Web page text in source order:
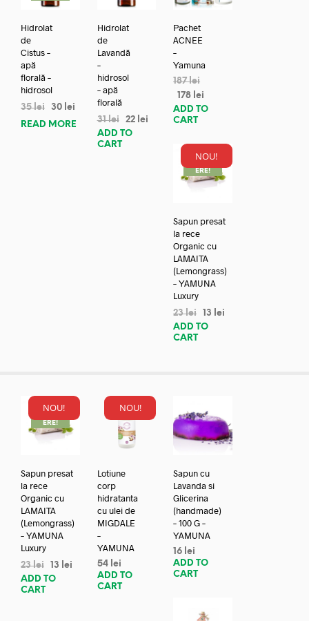
Hidrolat
de
Cistus –
apă
florală –
hidrosol
35lei 30 lei
READ MORE
Hidrolat
de
Lavandă
–
hidrosol
– apă
florală
31lei 22 lei
ADD TO
CART
Pachet
ACNEE
–
Yamuna
187lei
178 lei
ADD TO
CART
NOU!
REDUC
ERE!
Sapun presat
la rece
Organic cu
LAMAITA
(Lemongrass)
– YAMUNA
Luxury
23lei 13
lei
ADD TO
CART
NOU!
REDUC
ERE!
Sapun presat
la rece
Organic cu
LAMAITA
(Lemongrass)
– YAMUNA
Luxury
23lei 13
lei
ADD TO
CART
NOU!
Lotiune
corp
hidratanta
cu ulei de
MIGDALE
–
YAMUNA
54 lei
ADD TO
CART
Sapun cu
Lavanda si
Glicerina
(handmade)
– 100 G –
YAMUNA
16 lei
ADD TO
CART